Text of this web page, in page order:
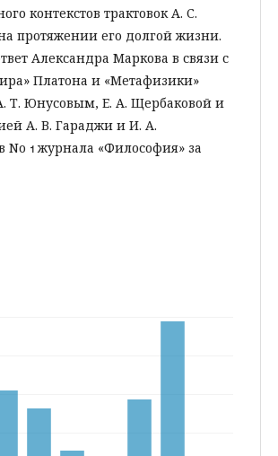
контекстов трактовок А. С.
протяжении его долгой жизни.
Александра Маркова в связи с
Платона и «Метафизики»
Т. Юнусовым, Е. А. Щербаковой и
А. В. Гараджи и И. А.
No  журнала «Философия» за